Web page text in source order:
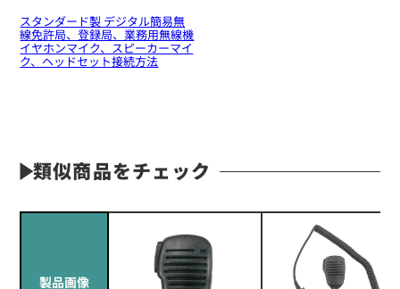
スタンダード製 デジタル簡易無
線免許局、登録局、業務用無線機
イヤホンマイク、スピーカーマイ
ク、ヘッドセット接続方法
類似商品をチェック
製品画像